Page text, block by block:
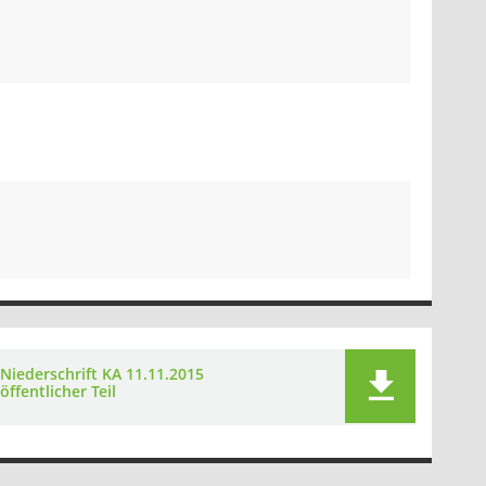
Niederschrift KA 11.11.2015
öffentlicher Teil